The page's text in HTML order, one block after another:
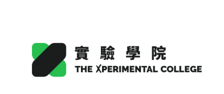
申請方式
關於課程
本學期課表
關於實驗